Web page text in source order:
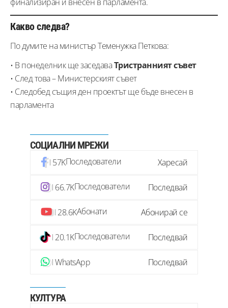
Какво следва?
По думите на министър Теменужка Петкова:
• В понеделник ще заседаваТристранният съвет
• След това – Министерският съвет
• Следобед същия ден проектът ще бъде внесен в
парламента
СОЦИАЛНИ МРЕЖИ
57KПоследователи Харесай
66.7KПоследователи Последвай
28.6KАбонати Абонирай се
20.1KПоследователи Последвай
WhatsApp Последвай
КУЛТУРА